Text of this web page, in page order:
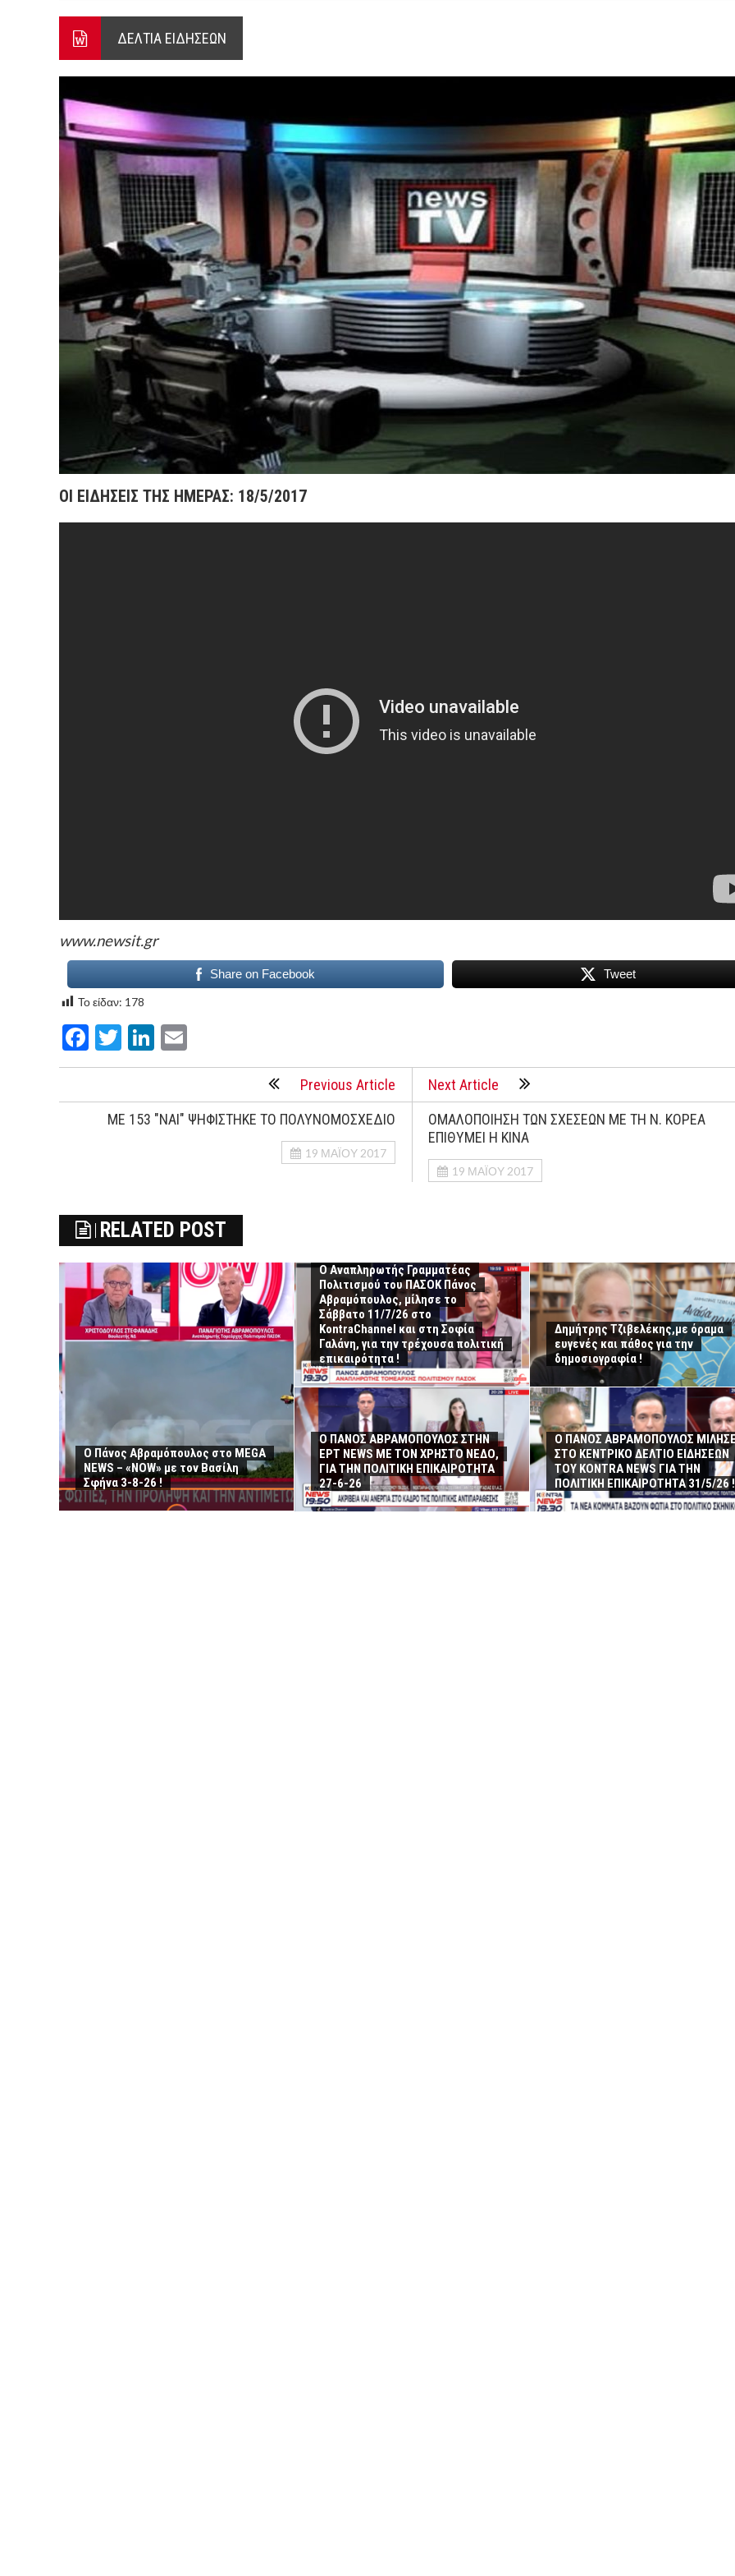
ΠΕΝΤΕ ΜΕΤΑΛΛΙΑ ΓΙΑ ΤΗΝ ΕΛΛΑΔΑ ΣΤΟ ΒΑΛΚΑΝΙΚΟ ΒΕΤΕΡΑΝΩΝ
4 ΑΥΓΟΥΣΤΟΥ 2026: ΤΑ ΓΕΓΟΝΟΤΑ ΣΑΝ ΣΗΜΕΡΑ
ΔΕΛΤΙΑ ΕΙΔΗΣΕΩΝ
OΙ ΕΙΔΗΣΕΙΣ ΤΗΣ ΗΜΕΡΑΣ: 18/5/2017
www.newsit.gr
Share on Facebook
Tweet
Το είδαν: 178
Facebook
TwitterLinkedIn
Previous Article
ΜΕ 153 "ΝΑΙ" ΨΗΦΙΣΤΗΚΕ ΤΟ ΠΟΛΥΝΟΜΟΣΧΕΔΙΟ
19 ΜΑΪ́ΟΥ 2017
Next Article
ΟΜΑΛΟΠΟΙΗΣΗ ΤΩΝ ΣΧΕΣΕΩΝ ΜΕ ΤΗ Ν. ΚΟΡΕΑ
ΕΠΙΘΥΜΕΙ Η ΚΙΝΑ
19 ΜΑΪ́ΟΥ 2017
RELATED POST
Ο Πάνος Αβραμόπουλος στο MEGA
NEWS – «NOW» με τον Βασίλη
Σφήνα 3-8-26 !
Ο Αναπληρωτής Γραμματέας
Πολιτισμού του ΠΑΣΟΚ Πάνος
Αβραμόπουλος, μίλησε το
Σάββατο 11/7/26 στο
KontraChannel και στη Σοφία
Γαλάνη, για την τρέχουσα πολιτική
επικαιρότητα !
Δημήτρης Τζιβελέκης,με όραμα
ευγενές και πάθος για την
δημοσιογραφία !
Ο ΠΑΝΟΣ ΑΒΡΑΜΟΠΟΥΛΟΣ ΣΤΗΝ
ΕΡΤ NEWS ΜΕ ΤΟΝ ΧΡΗΣΤΟ ΝΕΔΟ,
ΓΙΑ ΤΗΝ ΠΟΛΙΤΙΚΗ ΕΠΙΚΑΙΡΟΤΗΤΑ
27-6-26
Ο ΠΑΝΟΣ ΑΒΡΑΜΟΠΟΥΛΟΣ
ΣΤΟ ΚΕΝΤΡΙΚΟ ΔΕΛΤΙΟ ΕΙΔΗΣΕΩΝ
ΤΟΥ KONTRA NEWS ΓΙΑ ΤΗΝ
ΠΟΛΙΤΙΚΗ ΕΠΙΚΑΙΡΟΤΗΤΑ 31/5/26 !